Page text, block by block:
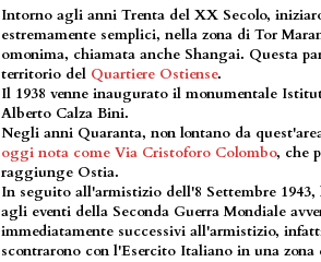
Intorno agli anni Trenta del XX Secolo,
estremamente semplici, nella zona di Tor
omonima, chiamata anche Shangai. Questa
territorio del Quartiere Ostiense.
Il 1938 venne inaugurato il monumentale
Alberto Calza Bini.
Negli anni Quaranta, non lontano da
oggi nota come Via Cristoforo Colombo, che
raggiunge Ostia.
In seguito all'armistizio dell'8 Settembre
agli eventi della Seconda Guerra Mondiale
immediatamente successivi all'armistizio,
scontrarono con l'Esercito Italiano in una